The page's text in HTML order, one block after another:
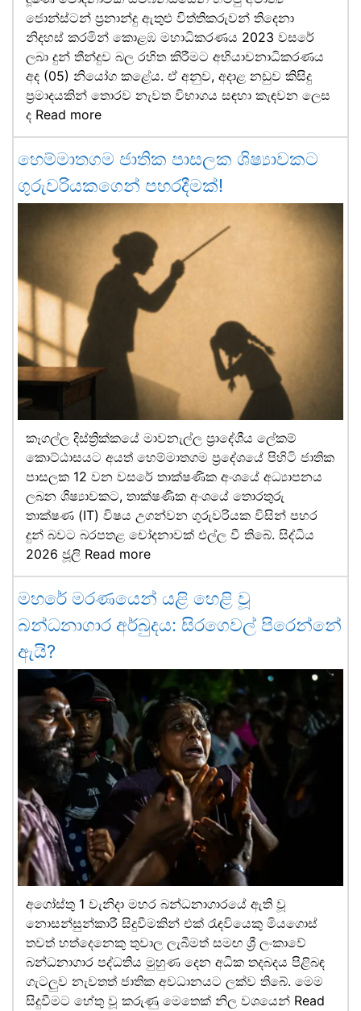
ජොන්ස්ටන් ප්‍රනාන්දු ඇතුළු විත්තිකරුවන් තිදෙනා
නිදහස් කරමින් කොළඹ මහාධිකරණය 2023 වසරේ
ලබා දුන් තීන්දුව බල රහිත කිරීමට අභියාචනාධිකරණය
අද (05) නියෝග කළේය. ඒ අනුව, අදාළ නඩුව කිසිදු
ප්‍රමාදයකින් තොරව නැවත විභාගය සඳහා කැඳවන ලෙස
ද Read more
හෙම්මාතගම ජාතික පාසලක ශිෂ්‍යාවකට
ගුරුවරියකගෙන් පහරදීමක්!
කෑගල්ල දිස්ත්‍රික්කයේ මාවනැල්ල ප්‍රාදේශීය ලේකම්
කොට්ඨාසයට අයත් හෙම්මාතගම ප්‍රදේශයේ පිහිටි ජාතික
පාසලක 12 වන වසරේ තාක්ෂණික අංශයේ අධ්‍යාපනය
ලබන ශිෂ්‍යාවකට, තාක්ෂණික අංශයේ තොරතුරු
තාක්ෂණ (IT) විෂය උගන්වන ගුරුවරියක විසින් පහර
දුන් බවට බරපතළ චෝදනාවක් එල්ල වී තිබේ. සිද්ධිය
2026 ජූලි Read more
මහරේ මරණයෙන් යළි හෙළි වූ
බන්ධනාගාර අර්බුදය: සිරගෙවල් පිරෙන්නේ
ඇයි?
අගෝස්තු 1 වැනිදා මහර බන්ධනාගාරයේ ඇති වූ
නොසන්සුන්කාරී සිදුවීමකින් එක් රැඳවියෙකු මියගොස්
තවත් හත්දෙනෙකු තුවාල ලැබීමත් සමඟ ශ්‍රී ලංකාවේ
බන්ධනාගාර පද්ධතිය මුහුණ දෙන අධික තදබදය පිළිබඳ
ගැටලුව නැවතත් ජාතික අවධානයට ලක්ව තිබේ. මෙම
සිදුවීමට හේතු වූ කරුණු මෙතෙක් නිල වශයෙන් Read